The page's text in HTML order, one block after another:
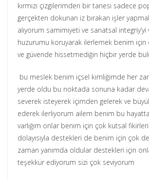
kırmızı çizgilerimden bir tanesi sadece
gerçekten dokunan iz bırakan işler
alıyorum samimiyeti ve sanatsal
huzurumu koruyarak ilerlemek benim için
ve güvende hissetmediğin hiçbir yerde
bu meslek benim içsel kimliğimde her
yerde oldu bu noktada sonuna kadar
severek isteyerek içimden gelerek ve
ederek ilerliyorum ailem benim bu
varlığım onlar benim için çok kutsal
dolayısıyla destekleri de benim için çok
zaman yanımda oldular destekleri için
teşekkür ediyorum sizi çok seviyorum